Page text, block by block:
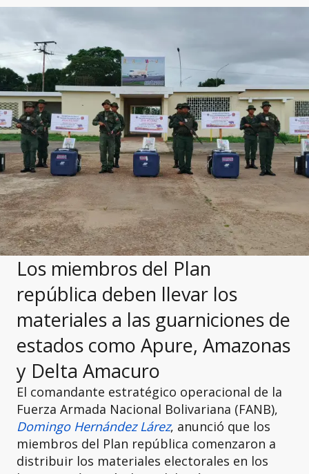
Los miembros del Plan
república deben llevar los
materiales a las guarniciones de
estados como Apure, Amazonas
y Delta Amacuro
El comandante estratégico operacional de la
Fuerza Armada Nacional Bolivariana (FANB),
Domingo Hernández Lárez, anunció que los
miembros del Plan república comenzaron a
distribuir los materiales electorales en los